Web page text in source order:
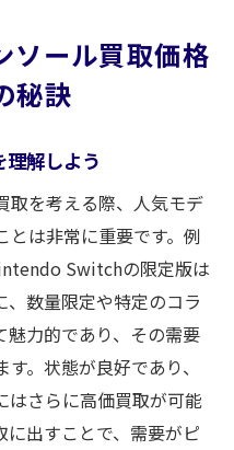
ソール買取価格
秘訣
解しよう
取を考える際、人気モデ
とは非常に重要です。例
Switchの限定版は
数量限定や特定のコラ
魅力的であり、その需要
。状態が良好であり、
はさらに高価買取が可能
に出すことで、需要がピ